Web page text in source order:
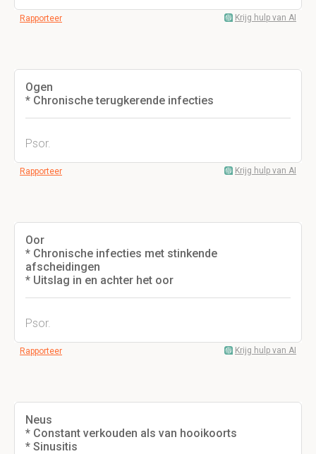
Rapporteer Krijg hulp van AI
Ogen
* Chronische terugkerende infecties
Psor.
Rapporteer Krijg hulp van AI
Oor
* Chronische infecties met stinkende
afscheidingen
* Uitslag in en achter het oor
Psor.
Rapporteer Krijg hulp van AI
Neus
* Constant verkouden als van hooikoorts
* Sinusitis